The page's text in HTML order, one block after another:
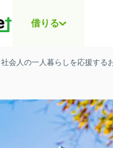
借りる
会人の一人暮らしを応援する